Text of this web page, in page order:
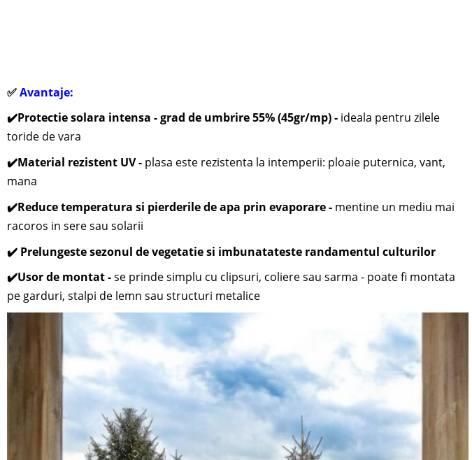
✅Avantaje:
✔️Protectie solara intensa - grad de umbrire 55% (45gr/mp) - ideala pentru zilele
toride de vara
✔️Material rezistent UV - plasa este rezistenta la intemperii: ploaie puternica, vant,
mana
✔️Reduce temperatura si pierderile de apa prin evaporare - mentine un mediu mai
racoros in sere sau solarii
✔️ Prelungeste sezonul de vegetatie si imbunatateste randamentul culturilor
✔️Usor de montat -se prinde simplu cu clipsuri, coliere sau sarma - poate fi montata
pe garduri, stalpi de lemn sau structuri metalice